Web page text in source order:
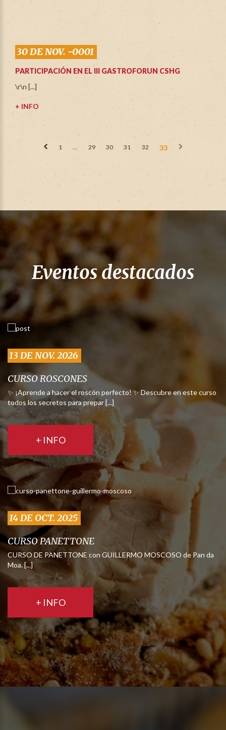
30 DE NOV. -0001
PARTICIPACIÓN EN EL III GASTROFORUN CSHG
\r\n [...]
+ INFO
1 ... 29 30 31 32 33
Eventos destacados
13 DE NOV. 2026
CURSO ROSCONES
✨ ¡Aprende a hacer el roscón perfecto! ✨ Descubre en este curso
todos los secretos para prepar [...]
+ INFO
14 DE OCT. 2025
CURSO PANETTONE
CURSO DE PANETTONE con GUILLERMO MOSCOSO de Pan da
Moa. [...]
+ INFO